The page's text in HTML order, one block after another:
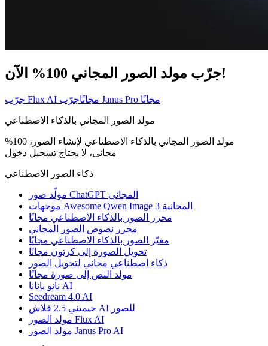
جرّب مولد الصور المجاني 100% الآن!
جرّب Flux AI مجانًا جرّب Janus Pro مجانًا
مولد الصور المجاني بالذكاء الاصطناعي
مولد الصور المجاني بالذكاء الاصطناعي لإنشاء الصور، 100%
مجاني، لا يحتاج تسجيل دخول
ذكاء الصور الاصطناعي
مولّد صور ChatGPT المجاني
موجهات Awesome Qwen Image 3 المجانية
محرر الصور بالذكاء الاصطناعي مجانًا
محرر نصوص الصور المجاني
مغيّر الصور بالذكاء الاصطناعي مجانًا
تحويل الصورة إلى كرتون مجانًا
ذكاء اصطناعي مجاني لتحويل الصور
مولد النص إلى صورة مجانًا
نانو بانانا AI
Seedream 4.0 AI
جيميني 2.5 فلاش AI للصور
مولد الصور Flux AI
مولد الصور Janus Pro AI